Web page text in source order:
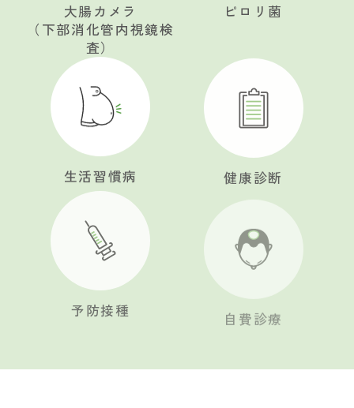
大腸カメラ
（下部消化管内視鏡検
査）
ピロリ菌
生活習慣病 健康診断
予防接種 自費診療